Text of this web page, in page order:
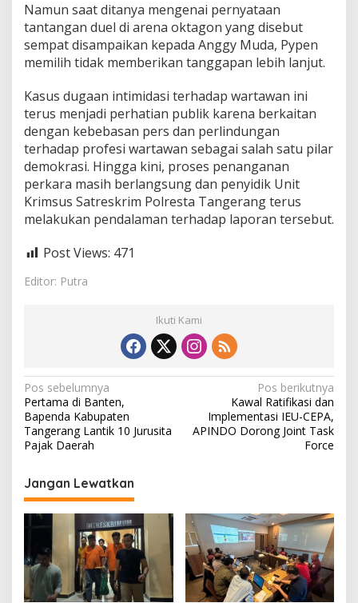
Namun saat ditanya mengenai pernyataan
tantangan duel di arena oktagon yang disebut
sempat disampaikan kepada Anggy Muda, Pypen
memilih tidak memberikan tanggapan lebih lanjut.
Kasus dugaan intimidasi terhadap wartawan ini
terus menjadi perhatian publik karena berkaitan
dengan kebebasan pers dan perlindungan
terhadap profesi wartawan sebagai salah satu pilar
demokrasi. Hingga kini, proses penanganan
perkara masih berlangsung dan penyidik Unit
Krimsus Satreskrim Polresta Tangerang terus
melakukan pendalaman terhadap laporan tersebut.
Post Views: 471
Editor: Putra
Ikuti Kami
N
a
v
g
a
s
i
p
o
Pos sebelumnya
Pertama di Banten,
Bapenda Kabupaten
Tangerang Lantik 10 Jurusita
Pajak Daerah
Pos berikutnya
Kawal Ratifikasi dan
Implementasi IEU-CEPA,
APINDO Dorong Joint Task
Force
Jangan Lewatkan